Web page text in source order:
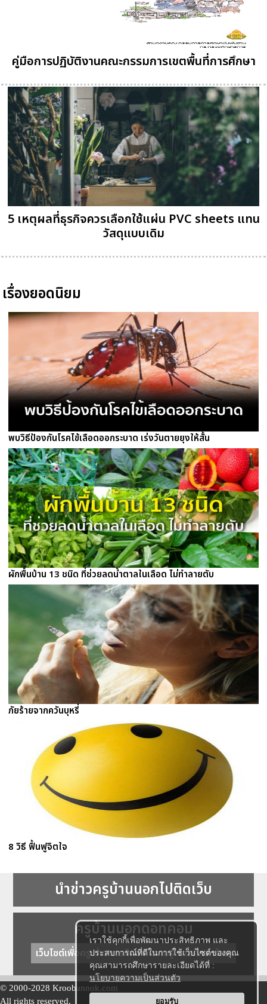
เราใช้คุกกี้เพื่อพัฒนาประสิทธิภาพ และ
ประสบการณ์ที่ดีในการใช้เว็บไซต์ของคุณ
คุณสามารถศึกษารายละเอียดได้ที่ :
นโยบายความเป็นส่วนตัว
ยอมรับ
คู่มือการปฏิบัติงานคณะกรรมการเขตพื้นที่การศึกษา
5 เหตุผลที่ธุรกิจควรเลือกใช้แผ่น PVC sheets แทน
วัสดุแบบเดิม
เรื่องยอดนิยม
พบวิธีป้องกันโรคไข้เลือดออกระบาด เร่งวันตายยุงให้สั้น
ผักพื้นบ้าน 13 ชนิด ที่ช่วยลดน้ำตาลในเลือด ไม่ทำลายตับ
ภัยร้ายจากควันบุหรี่
8 วิธี ฟื้นฟูจิตใจ
นำข่าวครูบ้านนอกไปติดเว็บ
ครูบ้านนอกดอทคอม
เว็บไซต์เพื่อครู ข่าวการศึกษา ความรู้ การศึกษาไทย
© 2000-2028 Kroobannok.com
All rights reserved.